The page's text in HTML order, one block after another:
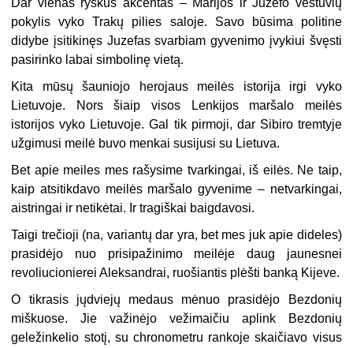
pokylis vyko Trakų pilies saloje. Savo būsima politine
didybe įsitikinęs Juzefas svarbiam gyvenimo įvykiui švęsti
pasirinko labai simbolinę vietą.
Kita mūsų šauniojo herojaus meilės istorija irgi vyko
Lietuvoje. Nors šiaip visos Lenkijos maršalo meilės
istorijos vyko Lietuvoje. Gal tik pirmoji, dar Sibiro tremtyje
užgimusi meilė buvo menkai susijusi su Lietuva.
Bet apie meiles mes rašysime tvarkingai, iš eilės. Ne taip,
kaip atsitikdavo meilės maršalo gyvenime – netvarkingai,
aistringai ir netikėtai. Ir tragiškai baigdavosi.
Taigi trečioji (na, variantų dar yra, bet mes juk apie dideles)
prasidėjo nuo prisipažinimo meilėje daug jaunesnei
revoliucionierei Aleksandrai, ruošiantis plėšti banką Kijeve.
O tikrasis jųdviejų medaus mėnuo prasidėjo Bezdonių
miškuose. Jie važinėjo vežimaičiu aplink Bezdonių
geležinkelio stotį, su chronometru rankoje skaičiavo visus